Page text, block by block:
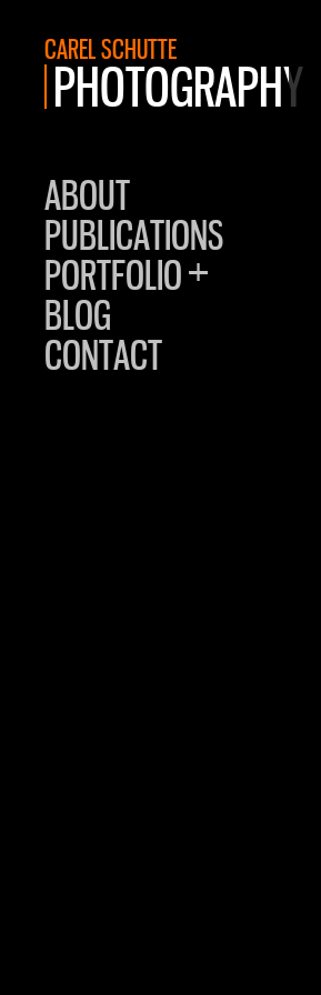
CAREL SCHUTTE
PHOTOGRAPHY
ABOUT
PUBLICATIONS
PORTFOLIO+
BLOG
CONTACT